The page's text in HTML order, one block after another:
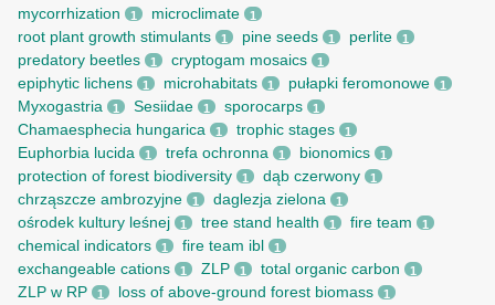
mycorrhization 1 microclimate 1
root рlant growth stimulants 1 pine seeds 1 perlite 1
predatory beetles 1 cryptogam mosaics 1
epiphytic lichens 1 microhabitats 1 pułapki feromonowe 1
Myxogastria 1 Sesiidae 1 sporocarps 1
Chamaesphecia hungarica 1 trophic stages 1
Euphorbia lucida 1 trefa ochronna 1 bionomics 1
protection of forest biodiversity 1 dąb czerwony 1
chrząszcze ambrozyjne 1 daglezja zielona 1
ośrodek kultury leśnej 1 tree stand health 1 fire team 1
chemical indicators 1 fire team ibl 1
exchangeable cations 1 ZLP 1 total organic carbon 1
ZLP w RP 1 loss of above-ground forest biomass 1